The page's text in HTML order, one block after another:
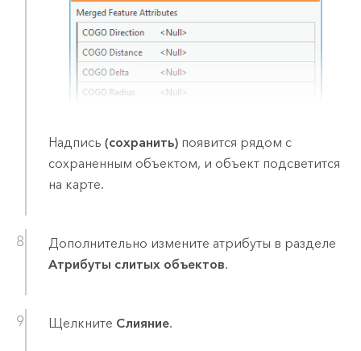
Надпись (сохранить)появится рядом с
сохраненным объектом, и объект подсветится
на карте.
Дополнительно измените атрибуты в разделе
Атрибуты слитых объектов.
Щелкните Слияние.